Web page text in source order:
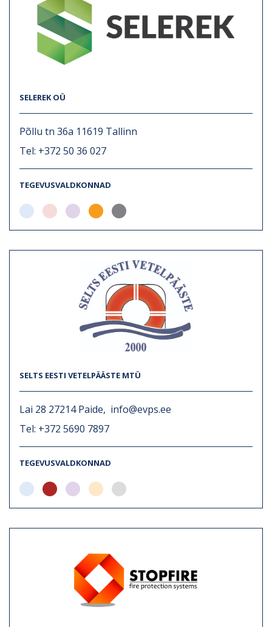
SELEREK OÜ
Põllu tn 36a 11619 Tallinn
Tel: +372 50 36 027
TEGEVUSVALDKONNAD
SELTS EESTI VETELPÄÄSTE MTÜ
Lai 28 27214 Paide, info@evps.ee
Tel: +372 5690 7897
TEGEVUSVALDKONNAD